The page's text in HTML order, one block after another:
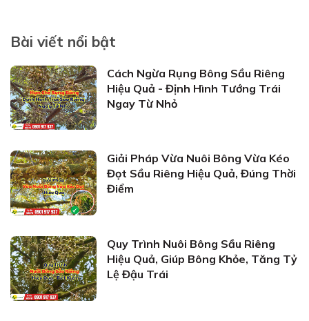
Bài viết nổi bật
Cách Ngừa Rụng Bông Sầu Riêng
Hiệu Quả - Định Hình Tướng Trái
Ngay Từ Nhỏ
Giải Pháp Vừa Nuôi Bông Vừa Kéo
Đọt Sầu Riêng Hiệu Quả, Đúng Thời
Điểm
Quy Trình Nuôi Bông Sầu Riêng
Hiệu Quả, Giúp Bông Khỏe, Tăng Tỷ
Lệ Đậu Trái